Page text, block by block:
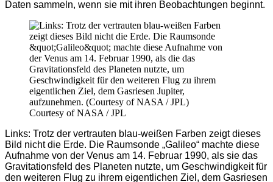
Daten sammeln, wenn sie mit ihren Beobachtungen beginnt.
Courtesy of NASA / JPL
Links: Trotz der vertrauten blau-weißen Farben zeigt dieses
Bild nicht die Erde. Die Raumsonde „Galileo“ machte diese
Aufnahme von der Venus am 14. Februar 1990, als sie das
Gravitationsfeld des Planeten nutzte, um Geschwindigkeit für
den weiteren Flug zu ihrem eigentlichen Ziel, dem Gasriesen